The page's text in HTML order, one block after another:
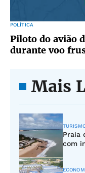
POLÍTICA
Piloto do avião
durante voo
Mais
Praia
com